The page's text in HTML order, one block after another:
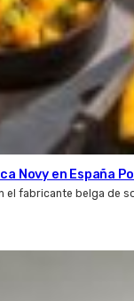
Novy en España
el fabricante belga de